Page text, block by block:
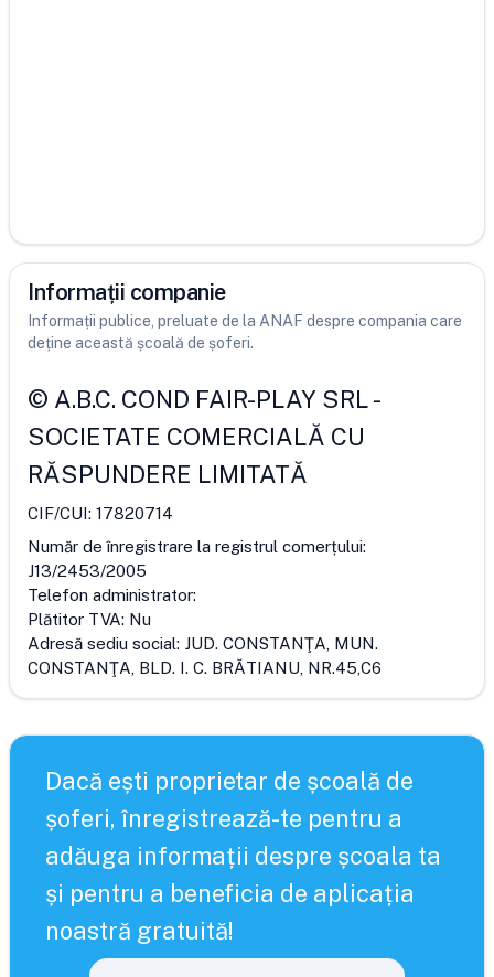
Informații companie
Informații publice, preluate de la ANAF despre compania care
deține această școală de șoferi.
© A.B.C. COND FAIR-PLAY SRL-
SOCIETATE COMERCIALĂ CU
RĂSPUNDERE LIMITATĂ
CIF/CUI: 17820714
Număr de înregistrare la registrul comerțului:
J13/2453/2005
Telefon administrator:
Plătitor TVA: Nu
Adresă sediu social: JUD. CONSTANŢA, MUN.
CONSTANŢA, BLD. I. C. BRĂTIANU, NR.45,C6
Dacă ești proprietar de școală de
șoferi, înregistrează-te pentru a
adăuga informații despre școala ta
și pentru a beneficia de aplicația
noastră gratuită!